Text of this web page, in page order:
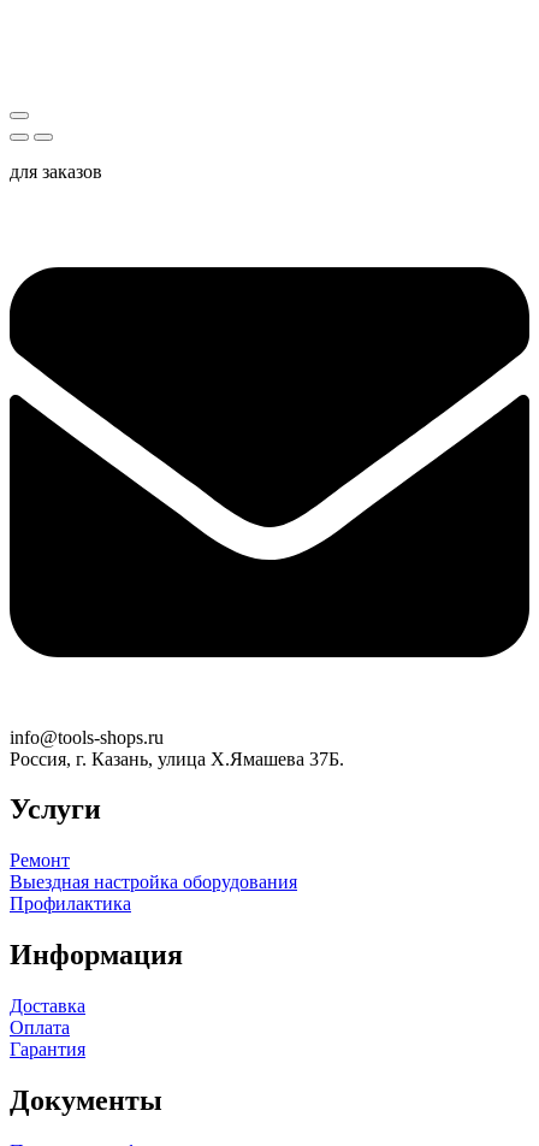
для заказов
info@tools-shops.ru
Россия, г. Казань, улица Х.Ямашева 37Б.
Услуги
Ремонт
Выездная настройка оборудования
Профилактика
Информация
Доставка
Оплата
Гарантия
Документы